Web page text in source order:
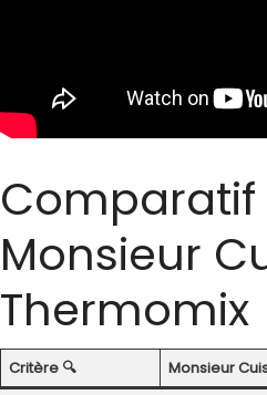
Comparatif
Monsieur
Thermomix
Critère 🔍 Monsieur